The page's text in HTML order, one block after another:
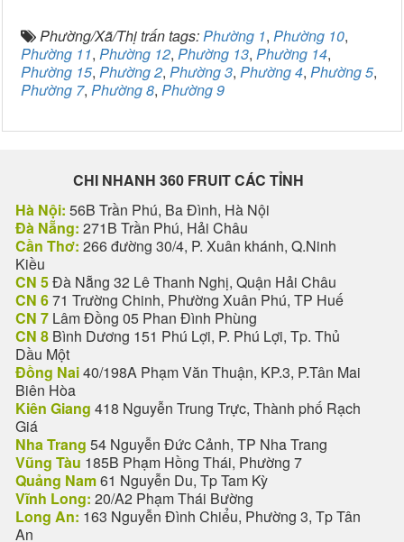
Phường/Xã/Thị trấn tags:Phường 1, Phường 10,
Phường 11, Phường 12, Phường 13, Phường 14,
Phường 15, Phường 2, Phường 3, Phường 4, Phường 5,
Phường 7, Phường 8, Phường 9
CHI NHANH 360 FRUIT CÁC TỈNH
Hà Nội: 56B Trần Phú, Ba Đình, Hà Nội
Đà Nẵng: 271B Trần Phú, Hải Châu
Cần Thơ: 266 đường 30/4, P. Xuân khánh, Q.Ninh
Kiều
CN 5Đà Nẵng 32 Lê Thanh Nghị, Quận Hải Châu
CN 671 Trường Chinh, Phường Xuân Phú, TP Huế
CN 7 Lâm Đồng 05 Phan Đình Phùng
CN 8 Bình Dương 151 Phú Lợi, P. Phú Lợi, Tp. Thủ
Dầu Một
Đồng Nai40/198A Phạm Văn Thuận, KP.3, P.Tân Mai
Biên Hòa
Kiên Giang 418 Nguyễn Trung Trực, Thành phố Rạch
Giá
Nha Trang 54 Nguyễn Đức Cảnh, TP Nha Trang
Vũng Tàu 185B Phạm Hồng Thái, Phường 7
Quảng Nam61 Nguyễn Du, Tp Tam Kỳ
Vĩnh Long: 20/A2 Phạm Thái Bường
Long An: 163 Nguyễn Đình Chiểu, Phường 3, Tp Tân
An